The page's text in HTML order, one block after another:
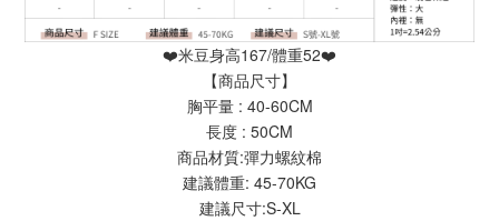
❤️米豆身高167/體重52❤️
【商品尺寸】
胸平量 : 40-60CM
長度 : 50CM
商品材質:彈力螺紋棉
建議體重: 45-70KG
建議尺寸:S-XL